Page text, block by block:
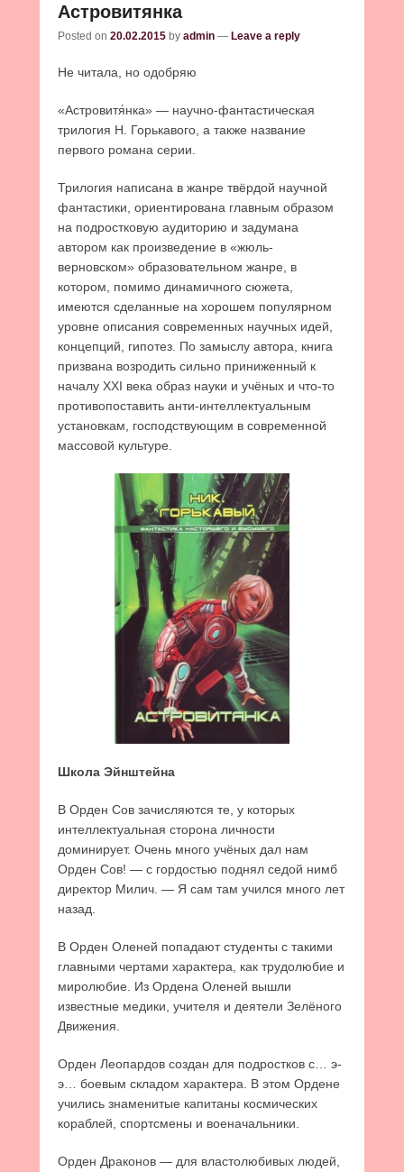
Астровитянка
Posted on 20.02.2015 by admin — Leave a reply
Не читала, но одобряю
«Астровитя́нка» — научно-фантастическая
трилогия Н. Горькавого, а также название
первого романа серии.
Трилогия написана в жанре твёрдой научной
фантастики, ориентирована главным образом
на подростковую аудиторию и задумана
автором как произведение в «жюль-
верновском» образовательном жанре, в
котором, помимо динамичного сюжета,
имеются сделанные на хорошем популярном
уровне описания современных научных идей,
концепций, гипотез. По замыслу автора, книга
призвана возродить сильно приниженный к
началу XXI века образ науки и учёных и что-то
противопоставить анти-интеллектуальным
установкам, господствующим в современной
массовой культуре.
Школа Эйнштейна
В Орден Сов зачисляются те, у которых
интеллектуальная сторона личности
доминирует. Очень много учёных дал нам
Орден Сов! — с гордостью поднял седой нимб
директор Милич. — Я сам там учился много лет
назад.
В Орден Оленей попадают студенты с такими
главными чертами характера, как трудолюбие и
миролюбие. Из Ордена Оленей вышли
известные медики, учителя и деятели Зелёного
Движения.
Орден Леопардов создан для подростков с… э-
э… боевым складом характера. В этом Ордене
учились знаменитые капитаны космических
кораблей, спортсмены и военачальники.
Орден Драконов — для властолюбивых людей,